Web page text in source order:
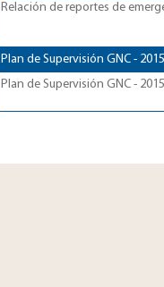
Relación de reportes de
​​​Plan de Supervisión GNC - 2015
Plan de Supervisión GNC - 2015​​